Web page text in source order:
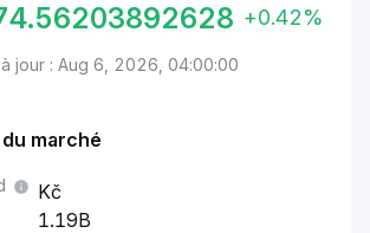
+0.42%
jour : Aug 6, 2026, 04:00:00
marché
1.19B